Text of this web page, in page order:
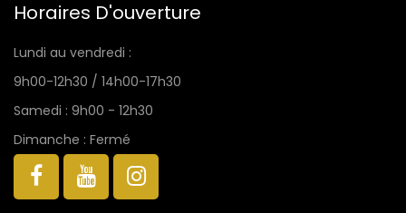
Horaires D'ouverture
Lundi au vendredi :
9h00-12h30 / 14h00-17h30
Samedi : 9h00 - 12h30
Dimanche : Fermé